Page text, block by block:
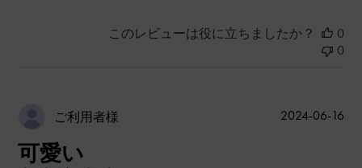
このレビューは役に立ちましたか？
0
0
ご利用者様
可愛い
公
2024-06-16